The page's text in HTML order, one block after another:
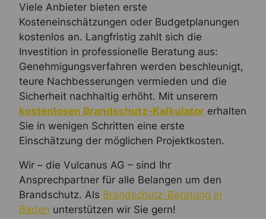
Viele Anbieter bieten erste
Kosteneinschätzungen oder Budgetplanungen
kostenlos an. Langfristig zahlt sich die
Investition in professionelle Beratung aus:
Genehmigungsverfahren werden beschleunigt,
teure Nachbesserungen vermieden und die
Sicherheit nachhaltig erhöht. Mit unserem
kostenlosen Brandschutz-Kalkulator erhalten
Sie in wenigen Schritten eine erste
Einschätzung der möglichen Projektkosten.
Wir – die Vulcanus AG – sind Ihr
Ansprechpartner für alle Belangen um den
Brandschutz. Als Brandschutz-Beratung in
Baden unterstützen wir Sie gern!